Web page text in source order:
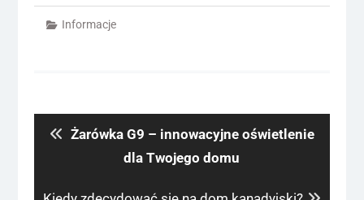
Informacje
Previous
Żarówka G9 – innowacyjne oświetlenie
dla Twojego domu
Next